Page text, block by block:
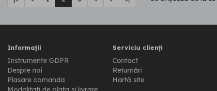
Informații
Instrumente GDPR
Despre noi
Plasare comanda
Serviciu clienți
Contact
Returnări
Hartă site